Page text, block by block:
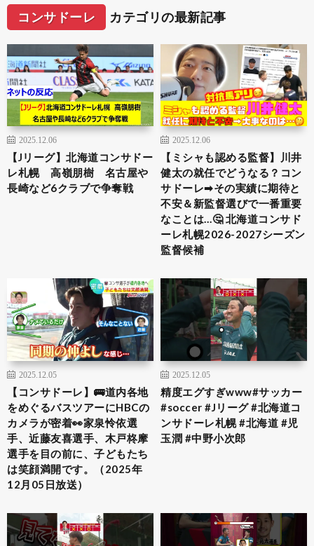
コンサドーレ カテゴリの最新記事
2025.12.06
【Jリーグ】北海道コンサドー
レ札幌 高嶺朋樹 名古屋や
長崎など6クラブで争奪戦
2025.12.06
【ミシャも認める監督】川井
健太の就任でどうなる？コン
サドーレ➡︎その実績に期待と
不安＆新監督選びで一番重要
なことは…🤔 北海道コンサド
ーレ札幌2026-2027シーズン
監督候補
2025.12.05
【コンサドーレ】🚌道内各地
をめぐるバスツアーにHBCの
カメラが密着👀家泉怜依選
手、近藤友喜選手、木戸柊摩
選手を目の前に、子どもたち
は笑顔満開です。（2025年
12月05日放送）
2025.12.05
精度エグすぎwww#サッカー
#soccer #Jリーグ #北海道コ
ンサドーレ札幌 #北海道 #児
玉潤 #中野小次郎